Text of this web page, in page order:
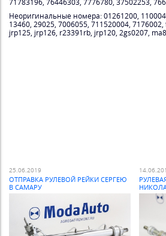
71783196, 76446303, 7776780, 37502253,
Неоригинальные номера: 01261200,
13460, 29025, 7006055, 711520004,
jrp125, jrp126, r23391rb, jrp120, 2gs0207,
25.06.2019
ОТПРАВКА РУЛЕВОЙ РЕЙКИ СЕРГЕЮ
В САМАРУ